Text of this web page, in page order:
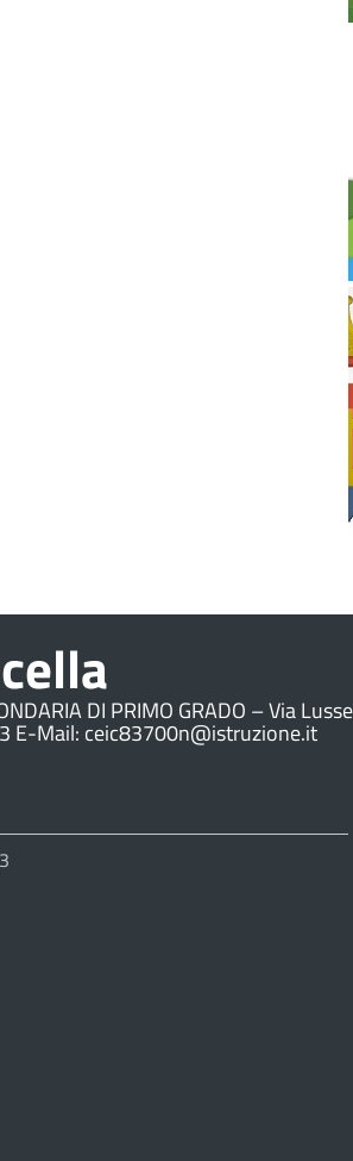
DI PRIMO GRADO – Via
E-Mail: ceic83700n@istruzione.it